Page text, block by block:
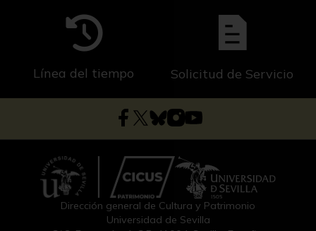
Línea del tiempo Solicitud de Servicio
Dirección general de Cultura y Patrimonio
Universidad de Sevilla